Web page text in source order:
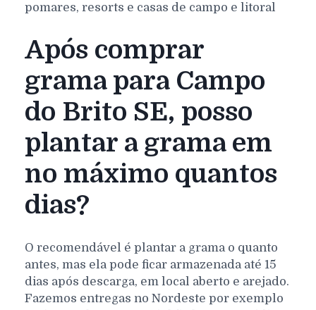
pomares, resorts e casas de campo e litoral
Após comprar
grama para Campo
do Brito SE, posso
plantar a grama em
no máximo quantos
dias?
O recomendável é plantar a grama o quanto
antes, mas ela pode ficar armazenada até 15
dias após descarga, em local aberto e arejado.
Fazemos entregas no Nordeste por exemplo